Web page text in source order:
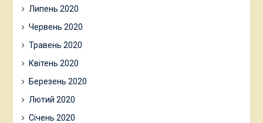
Липень 2020
Червень 2020
Травень 2020
Квітень 2020
Березень 2020
Лютий 2020
Січень 2020